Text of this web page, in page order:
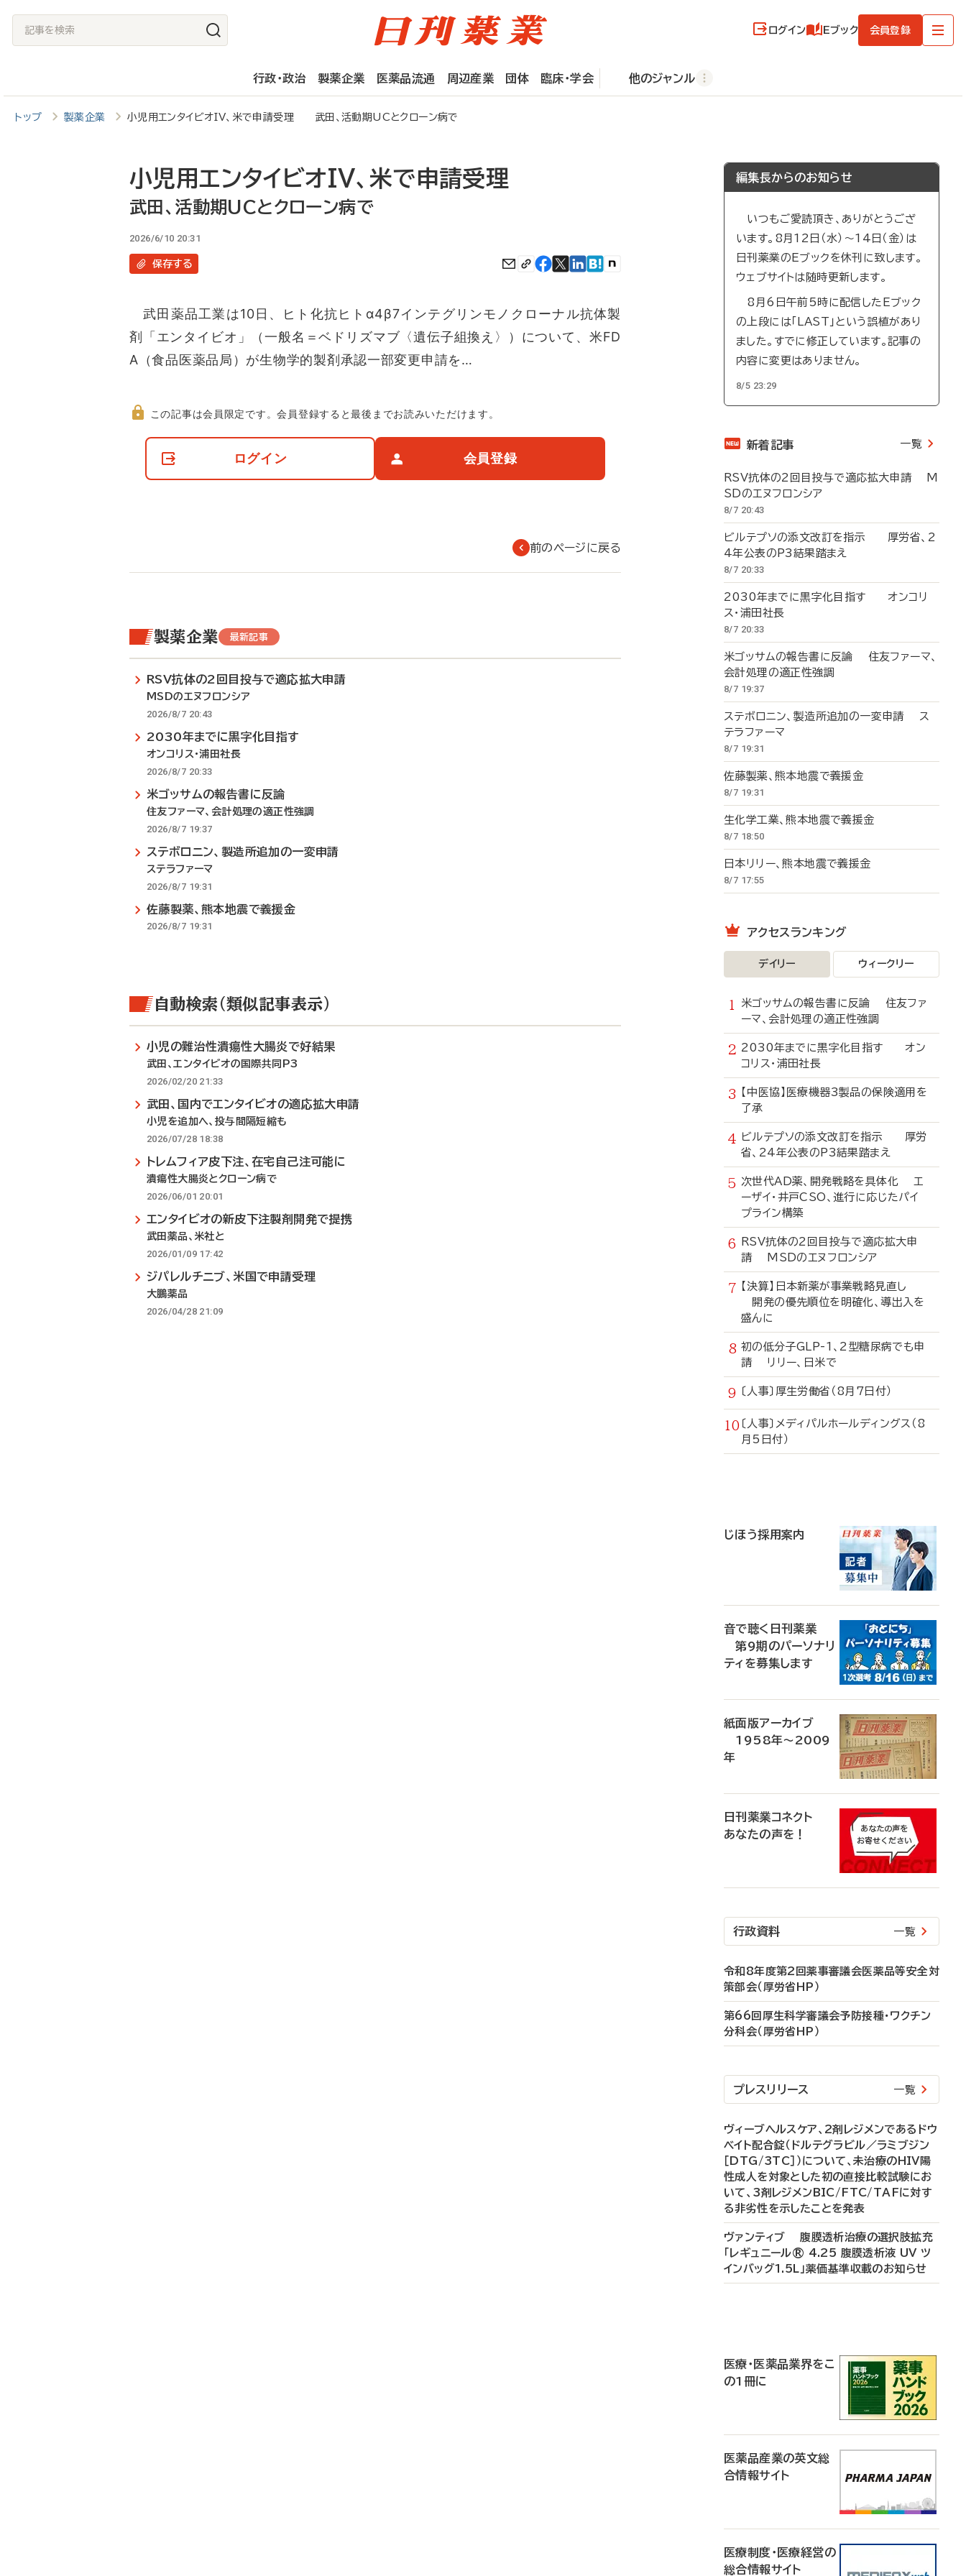
記
事
検
索
ログイン Eブック 会員登録
行政・政治 製薬企業 医薬品流通 周辺産業 団体 臨床・学会 他のジャンル
トップ 製薬企業 小児用エンタイビオIV、米で申請受理 武田、活動期UCとクローン病で
小児用エンタイビオIV、米で申請受理
武田、活動期UCとクローン病で
2026/6/10 20:31
保存する
武田薬品工業は10日、ヒト化抗ヒトα4β7インテグリンモノクローナル抗体製
剤「エンタイビオ」（一般名＝ベドリズマブ〈遺伝子組換え〉）について、米FD
A（食品医薬品局）が生物学的製剤承認一部変更申請を…
て
この記事は会員限定です。会員登録すると最後までお読みいただけます。
ログイン 会員登録
前のページに戻る
製薬企業 最新記事
RSV抗体の2回目投与で適応拡大申請
MSDのエヌフロンシア
2026/8/7 20:43
2030年までに黒字化目指す
オンコリス・浦田社長
2026/8/7 20:33
米ゴッサムの報告書に反論
住友ファーマ、会計処理の適正性強調
2026/8/7 19:37
ステボロニン、製造所追加の一変申請
ステラファーマ
2026/8/7 19:31
佐藤製薬、熊本地震で義援金
2026/8/7 19:31
自動検索（類似記事表示）
小児の難治性潰瘍性大腸炎で好結果
武田、エンタイビオの国際共同P3
2026/02/20 21:33
武田、国内でエンタイビオの適応拡大申請
小児を追加へ、投与間隔短縮も
2026/07/28 18:38
トレムフィア皮下注、在宅自己注可能に
潰瘍性大腸炎とクローン病で
2026/06/01 20:01
エンタイビオの新皮下注製剤開発で提携
武田薬品、米社と
2026/01/09 17:42
ジパレルチニブ、米国で申請受理
大鵬薬品
2026/04/28 21:09
編集長からのお知らせ
いつもご愛読頂き、ありがとうござ
います。8月12日（水）～14日（金）は
日刊薬業のEブックを休刊に致します。
ウェブサイトは随時更新します。
8月6日午前5時に配信したEブック
の上段には「LAST」という誤植があり
ました。すでに修正しています。記事の
内容に変更はありません。
8/5 23:29
新着記事 一覧
RSV抗体の2回目投与で適応拡大申請 M
SDのエヌフロンシア
8/7 20:43
ビルテプソの添文改訂を指示 厚労省、2
4年公表のP3結果踏まえ
8/7 20:33
2030年までに黒字化目指す オンコリ
ス・浦田社長
8/7 20:33
米ゴッサムの報告書に反論 住友ファーマ、
会計処理の適正性強調
8/7 19:37
ステボロニン、製造所追加の一変申請 ス
テラファーマ
8/7 19:31
佐藤製薬、熊本地震で義援金
8/7 19:31
生化学工業、熊本地震で義援金
8/7 18:50
日本リリー、熊本地震で義援金
8/7 17:55
アクセスランキング
デイリー ウィークリー
米ゴッサムの報告書に反論 住友ファ
ーマ、会計処理の適正性強調
2030年までに黒字化目指す オン
コリス・浦田社長
【中医協】医療機器3製品の保険適用を
了承
ビルテプソの添文改訂を指示 厚労
省、24年公表のP3結果踏まえ
次世代AD薬、開発戦略を具体化 エ
ーザイ・井戸CSO、進行に応じたパイ
プライン構築
RSV抗体の2回目投与で適応拡大申
請 MSDのエヌフロンシア
【決算】日本新薬が事業戦略見直し
開発の優先順位を明確化、導出入を
盛んに
初の低分子GLP-1、2型糖尿病でも申
請 リリー、日米で
〔人事〕厚生労働省（8月7日付）
〔人事〕メディパルホールディングス（8
月5日付）
じほう採用案内
音で聴く日刊薬業
第9期のパーソナリ
ティを募集します
紙面版アーカイブ
1958年～2009
年
日刊薬業コネクト
あなたの声を！
行政資料 一覧
令和8年度第2回薬事審議会医薬品等安全対
策部会（厚労省HP）
第66回厚生科学審議会予防接種・ワクチン
分科会（厚労省HP）
プレスリリース 一覧
ヴィーブヘルスケア、2剤レジメンであるドウ
ベイト配合錠（ドルテグラビル／ラミブジン
［DTG/3TC］）について、未治療のHIV陽
性成人を対象とした初の直接比較試験にお
いて、3剤レジメンBIC/FTC/TAFに対す
る非劣性を示したことを発表
ヴァンティブ 腹膜透析治療の選択肢拡充
「レギュニール® 4.25 腹膜透析液 UV ツ
インバッグ1.5L」薬価基準収載のお知らせ
医療・医薬品業界をこ
の1冊に
医薬品産業の英文総
合情報サイト
医療制度・医療経営の
総合情報サイト